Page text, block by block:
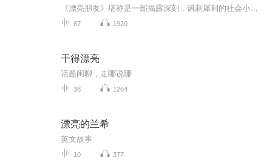
67 1920
干得漂亮
话题闲聊，走哪说哪
38 1264
漂亮的兰希
英文故事
10 377